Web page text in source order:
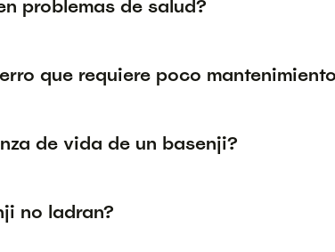
problemas de salud?
que requiere poco
de vida de un basenji?
no ladran?